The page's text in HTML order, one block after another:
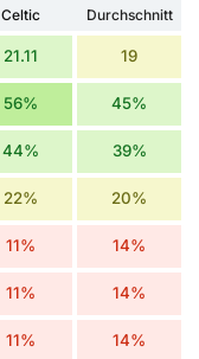
Celtic
Durchschnitt
21.11 19
56% 45%
44% 39%
22% 20%
11% 14%
11% 14%
11% 14%